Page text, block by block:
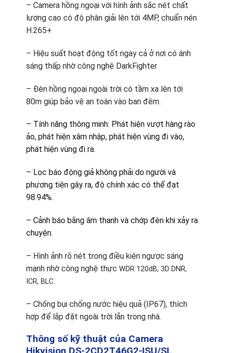
– Camera hồng ngoại với hình ảnh sắc nét chất
lượng cao có độ phân giải lên tới 4MP, chuẩn nén
H.265+
– Hiệu suất hoạt động tốt ngay cả ở nơi có ánh
sáng thấp nhờ công nghệ DarkFighter
– Đèn hồng ngoại ngoài trời có tầm xa lên tới
80m giúp bảo vệ an toàn vào ban đêm.
– Tính năng thông minh: Phát hiện vượt hàng rào
ảo, phát hiện xâm nhập, phát hiện vùng đi vào,
phát hiện vùng đi ra.
– Lọc báo động giả không phải do người và
phương tiện gây ra, độ chính xác có thể đạt
98.94%.
– Cảnh báo bằng âm thanh và chớp đèn khi xảy ra
chuyện.
– Hình ảnh rõ nét trong điều kiện ngược sáng
mạnh nhờ công nghệ thực WDR 120dB, 3D DNR,
ICR, BLC.
– Chống bụi chống nước hiệu quả (IP67), thích
hợp để lắp đặt ngoài trời lẫn trong nhà.
Thông số kỹ thuật của Camera